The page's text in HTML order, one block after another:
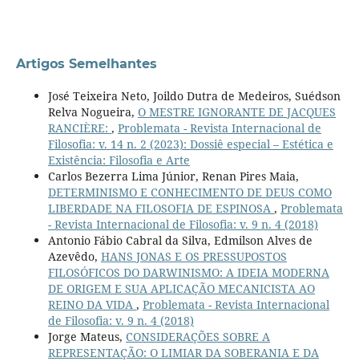
Artigos Semelhantes
José Teixeira Neto, Joildo Dutra de Medeiros, Suédson
Relva Nogueira, O MESTRE IGNORANTE DE JACQUES
RANCIÈRE: , Problemata - Revista Internacional de
Filosofia: v. 14 n. 2 (2023): Dossiê especial – Estética e
Existência: Filosofia e Arte
Carlos Bezerra Lima Júnior, Renan Pires Maia,
DETERMINISMO E CONHECIMENTO DE DEUS COMO
LIBERDADE NA FILOSOFIA DE ESPINOSA , Problemata
- Revista Internacional de Filosofia: v. 9 n. 4 (2018)
Antonio Fábio Cabral da Silva, Edmilson Alves de
Azevêdo, HANS JONAS E OS PRESSUPOSTOS
FILOSÓFICOS DO DARWINISMO: A IDEIA MODERNA
DE ORIGEM E SUA APLICAÇÃO MECANICISTA AO
REINO DA VIDA , Problemata - Revista Internacional
de Filosofia: v. 9 n. 4 (2018)
Jorge Mateus, CONSIDERAÇÕES SOBRE A
REPRESENTAÇÃO: O LIMIAR DA SOBERANIA E DA